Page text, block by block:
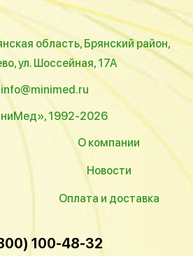
область, Брянский район,
ул. Шоссейная, 17А
info@minimed.ru
1992-2026
О компании
Новости
Оплата и доставка
100-48-32